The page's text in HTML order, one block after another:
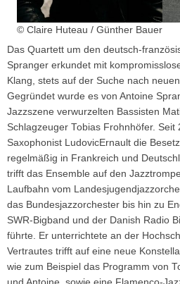
© Claire Huteau / Günther Bauer
Das Quartett um den deutsch-
Spranger erkundet mit
Klang, stets auf der Suche nach
Gegründet wurde es von Antoine
Jazzszene verwurzelten Bassisten
Schlagzeuger Tobias Frohnhöfer.
Saxophonist LudovicErnault die
regelmäßig in Frankreich und
trifft das Ensemble auf den
Laufbahn vom
das Bundesjazzorchester bis hin zu
SWR-Bigband und der Danish Radio
führte. Er unterrichtete an der
Vertrautes trifft auf eine neue
wie zum Beispiel das Programm von